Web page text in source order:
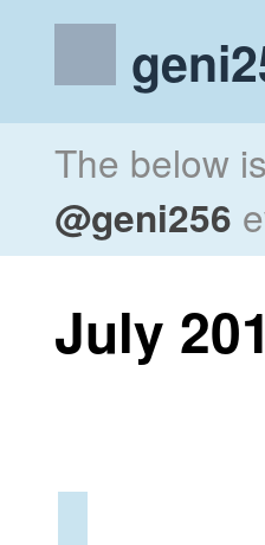
The below
@geni256
July